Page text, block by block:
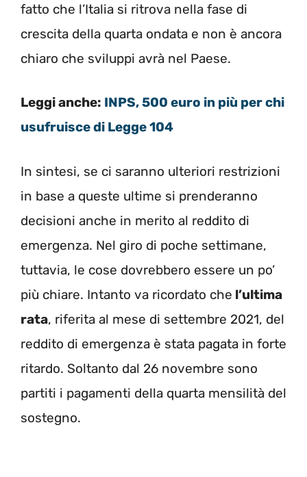
fatto che l’Italia si ritrova nella fase di
crescita della quarta ondata e non è ancora
chiaro che sviluppi avrà nel Paese.
Leggi anche: INPS, 500 euro in più per chi
usufruisce di Legge 104
In sintesi, se ci saranno ulteriori restrizioni
in base a queste ultime si prenderanno
decisioni anche in merito al reddito di
emergenza. Nel giro di poche settimane,
tuttavia, le cose dovrebbero essere un po’
più chiare. Intanto va ricordato che l’ultima
rata, riferita al mese di settembre 2021, del
reddito di emergenza è stata pagata in forte
ritardo. Soltanto dal 26 novembre sono
partiti i pagamenti della quarta mensilità del
sostegno.